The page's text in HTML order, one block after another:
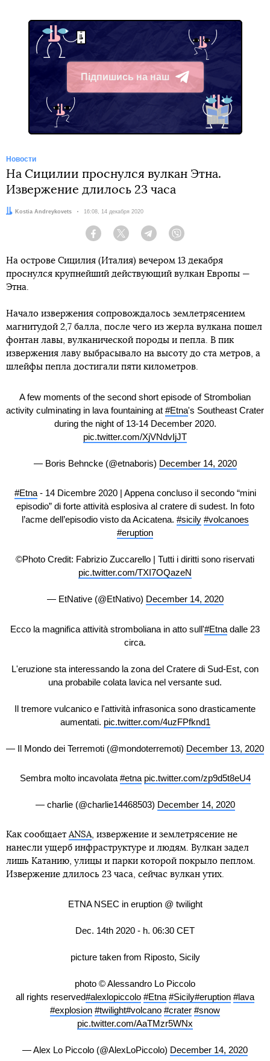
Підпишись на наш
Telegram
Новости
На Сицилии проснулся вулкан Этна.
Извержение длилось 23 часа
Автор:Kostia Andreykovets Дата:
16:08, 14 декабря 2020
Facebook Twitter Telegram
На острове Сицилия (Италия) вечером 13 декабря
проснулся крупнейший действующий вулкан Европы —
Этна.
Начало извержения сопровождалось землетрясением
магнитудой 2,7 балла, после чего из жерла вулкана пошел
фонтан лавы, вулканической породы и пепла. В пик
извержения лаву выбрасывало на высоту до ста метров, а
шлейфы пепла достигали пяти километров.
A few moments of the second short episode of Strombolian
activity culminating in lava fountaining at #Etna's Southeast Crater
during the night of 13-14 December 2020.
pic.twitter.com/XjVNdvIjJT
— Boris Behncke (@etnaboris) December 14, 2020
#Etna- 14 Dicembre 2020 | Appena concluso il secondo “mini
episodio” di forte attività esplosiva al cratere di sudest. In foto
l’acme dell’episodio visto da Acicatena. #sicily #volcanoes
#eruption
©️Photo Credit: Fabrizio Zuccarello | Tutti i diritti sono riservati
pic.twitter.com/TXI7OQazeN
— EtNative (@EtNativo) December 14, 2020
Ecco la magnifica attività stromboliana in atto sull'#Etna dalle 23
circa.
L'eruzione sta interessando la zona del Cratere di Sud-Est, con
una probabile colata lavica nel versante sud.
Il tremore vulcanico e l'attività infrasonica sono drasticamente
aumentati. pic.twitter.com/4uzFPfknd1
— Il Mondo dei Terremoti (@mondoterremoti) December 13, 2020
Sembra molto incavolata #etna pic.twitter.com/zp9d5t8eU4
— charlie (@charlie14468503) December 14, 2020
Как сообщает ANSA , извержение и землетрясение не
нанесли ущерб инфраструктуре и людям. Вулкан задел
лишь Катанию, улицы и парки которой покрыло пеплом.
Извержение длилось 23 часа, сейчас вулкан утих.
ETNA NSEC in eruption @ twilight
Dec. 14th 2020 - h. 06:30 CET
picture taken from Riposto, Sicily
photo © Alessandro Lo Piccolo
all rights reserved#alexlopiccolo #Etna #Sicily#eruption #lava
#explosion #twilight#volcano #crater #snow
pic.twitter.com/AaTMzr5WNx
— Alex Lo Piccolo (@AlexLoPiccolo) December 14, 2020